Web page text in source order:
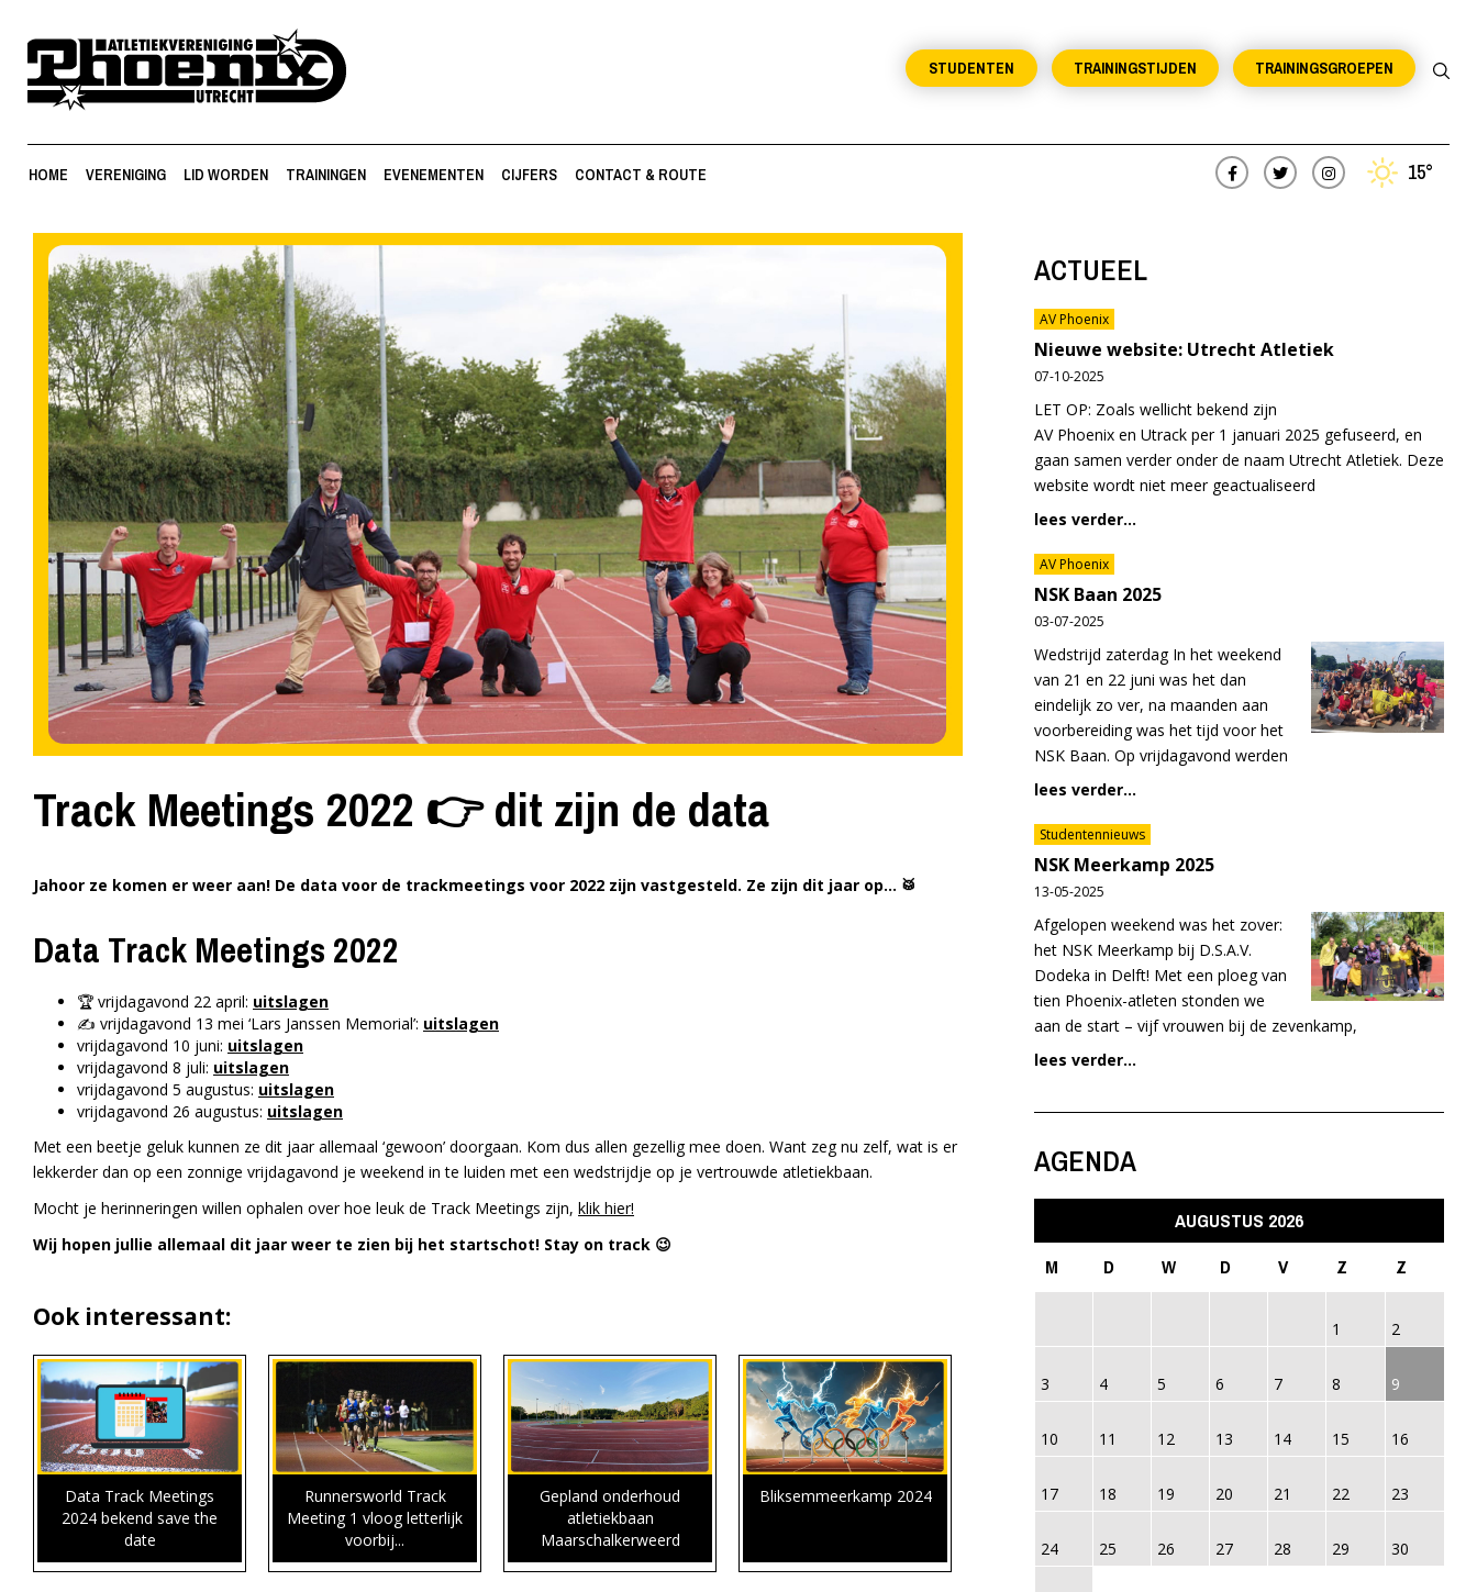
TRAININGSGROEPEN
TRAININGSTIJDEN
STUDENTEN
HOME VERENIGING LID WORDEN TRAININGEN EVENEMENTEN CIJFERS CONTACT & ROUTE 15°
Track Meetings 2022 👉 dit zijn de data
Jahoor ze komen er weer aan! De data voor de trackmeetings voor 2022 zijn vastgesteld. Ze zijn dit jaar op… 🥁
Data Track Meetings 2022
🏆 vrijdagavond 22 april: uitslagen
✍️ vrijdagavond 13 mei ‘Lars Janssen Memorial’: uitslagen
vrijdagavond 10 juni: uitslagen
vrijdagavond 8 juli: uitslagen
vrijdagavond 5 augustus: uitslagen
vrijdagavond 26 augustus: uitslagen
Met een beetje geluk kunnen ze dit jaar allemaal ‘gewoon’ doorgaan. Kom dus allen gezellig mee doen. Want zeg nu zelf, wat is er
lekkerder dan op een zonnige vrijdagavond je weekend in te luiden met een wedstrijdje op je vertrouwde atletiekbaan.
Mocht je herinneringen willen ophalen over hoe leuk de Track Meetings zijn, klik hier!
Wij hopen jullie allemaal dit jaar weer te zien bij het startschot! Stay on track 😉
Ook interessant:
Data Track Meetings
2024 bekend save the
date
Runnersworld Track
Meeting 1 vloog letterlijk
voorbij...
Gepland onderhoud
atletiekbaan
Maarschalkerweerd
Bliksemmeerkamp 2024
ACTUEEL
AV Phoenix
Nieuwe website: Utrecht Atletiek
07-10-2025
LET OP: Zoals wellicht bekend zijn
AV Phoenix en Utrack per 1 januari 2025 gefuseerd, en
gaan samen verder onder de naam Utrecht Atletiek. Deze
website wordt niet meer geactualiseerd
lees verder...
AV Phoenix
NSK Baan 2025
03-07-2025
Wedstrijd zaterdag In het weekend
van 21 en 22 juni was het dan
eindelijk zo ver, na maanden aan
voorbereiding was het tijd voor het
NSK Baan. Op vrijdagavond werden
lees verder...
Studentennieuws
NSK Meerkamp 2025
13-05-2025
Afgelopen weekend was het zover:
het NSK Meerkamp bij D.S.A.V.
Dodeka in Delft! Met een ploeg van
tien Phoenix-atleten stonden we
aan de start – vijf vrouwen bij de zevenkamp,
lees verder...
AGENDA
AUGUSTUS 2026
M
D W D V Z Z
1 2
3 4 5 6 7 8 9
10 11 12 13 14 15 16
17 18 19 20 21 22 23
24 25 26 27 28 29 30